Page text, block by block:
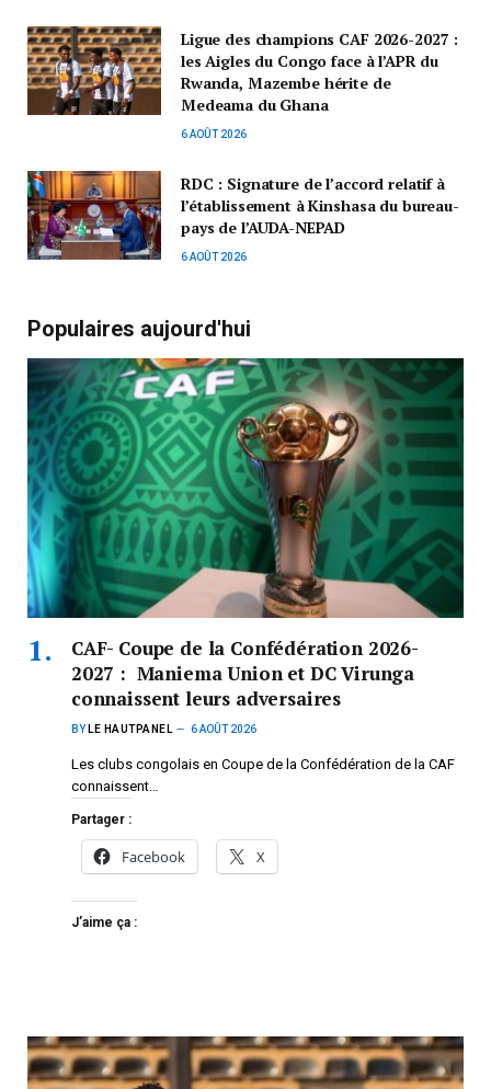
Ligue des champions CAF 2026-2027 :
les Aigles du Congo face à l’APR du
Rwanda, Mazembe hérite de
Medeama du Ghana
6 AOÛT 2026
RDC : Signature de l’accord relatif à
l’établissement à Kinshasa du bureau-
pays de l’AUDA-NEPAD
6 AOÛT 2026
Populaires aujourd'hui
CAF- Coupe de la Confédération 2026-
2027 : Maniema Union et DC Virunga
connaissent leurs adversaires
BY LE HAUTPANEL 6 AOÛT 2026
Les clubs congolais en Coupe de la Confédération de la CAF
connaissent…
Partager :
Facebook X
J’aime ça :